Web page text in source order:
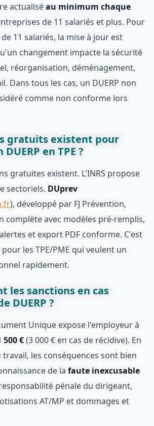
actualiséau minimum chaque
de 11 salariés et plus. Pour
11 salariés, la mise à jour est
changement impacte la sécurité
réorganisation, déménagement,
Dans tous les cas, un DUERP non
comme non conforme lors
gratuits existent pour
en TPE ?
gratuites existent. L'INRS propose
sectoriels. DUprev
), développé par FJ Prévention,
complète avec modèles pré-remplis,
et export PDF conforme. C'est
les TPE/PME qui veulent un
rapidement.
les sanctions en cas
DUERP ?
Unique expose l'employeur à
500 €(3 000 € en cas de récidive). En
travail, les conséquences sont bien
de la faute inexcusable
pénale du dirigeant,
AT/MP et dommages et